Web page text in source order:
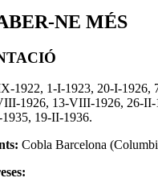
NE MÉS
1922, 1-I-1923, 20-I-1926,
1926, 13-VIII-1926, 26-II-
19-II-1936.
Cobla Barcelona